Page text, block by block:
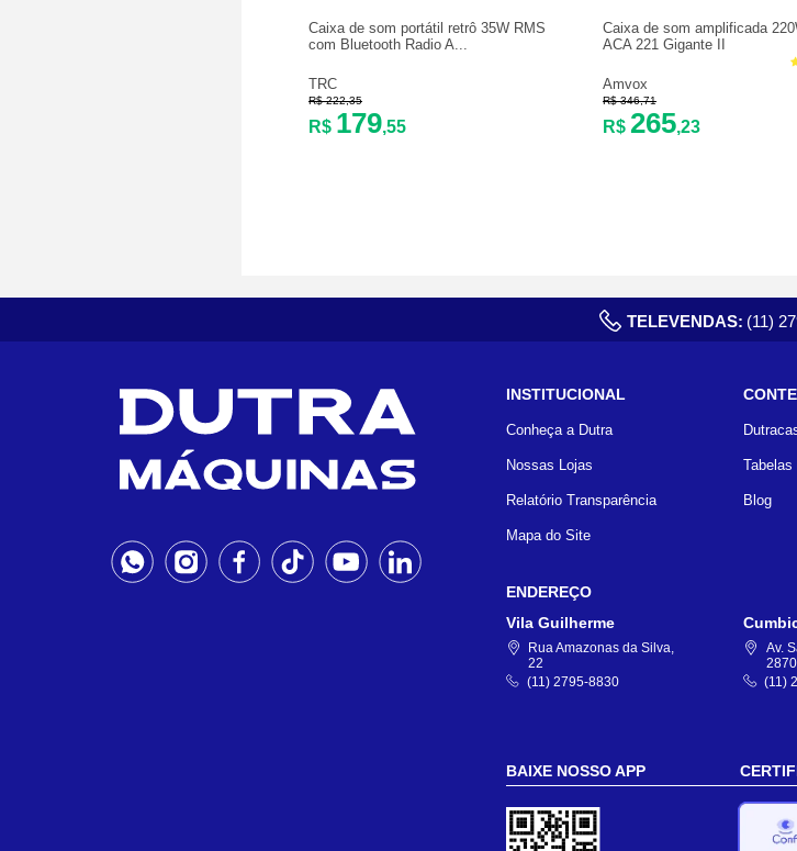
Caixa de som portátil retrô 35W RMS
com Bluetooth Radio A...
TRC
R$ 222,35
R$ 179,55
Caixa de som amplificada
ACA 221 Gigante II
Amvox
R$ 346,71
R$ 265,23
TELEVENDAS: (11)
INSTITUCIONAL
Conheça a Dutra
Nossas Lojas
Relatório Transparência
Mapa do Site
Tabelas
Blog
ENDEREÇO
Vila Guilherme
Rua Amazonas da Silva,
22
(11) 2795-8830
Av.
2870
(11)
BAIXE NOSSO APP